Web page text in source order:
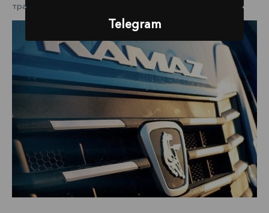
транспортной компании «СОТРАНС» Максим Федоров.
Telegram